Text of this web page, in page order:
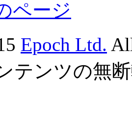
ページ
Epoch Ltd.
テンツの無